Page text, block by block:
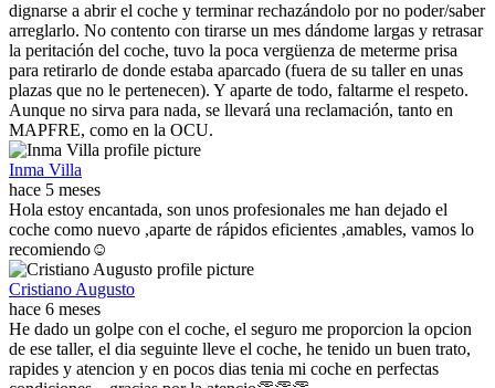
dignarse a abrir el coche y terminar rechazándolo por no poder/saber
arreglarlo. No contento con tirarse un mes dándome largas y retrasar
la peritación del coche, tuvo la poca vergüenza de meterme prisa
para retirarlo de donde estaba aparcado (fuera de su taller en unas
plazas que no le pertenecen). Y aparte de todo, faltarme el respeto.
Aunque no sirva para nada, se llevará una reclamación, tanto en
MAPFRE, como en la OCU.
Inma Villa
hace 5 meses
Hola estoy encantada, son unos profesionales me han dejado el
coche como nuevo ,aparte de rápidos eficientes ,amables, vamos lo
recomiendo☺️
Cristiano Augusto
hace 6 meses
He dado un golpe con el coche, el seguro me proporcion la opcion
de ese taller, el dia seguinte lleve el coche, he tenido un buen trato,
rapides y atencion y en pocos dias tenia mi coche en perfectas